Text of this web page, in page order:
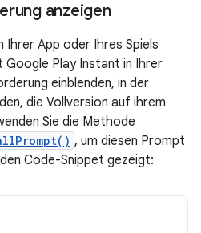
anzeigen
Ihrer App oder Ihres Spiels
Google Play Instant in Ihrer
einblenden, in der
die Vollversion auf ihrem
Sie die Methode
, um diesen Prompt
Code-Snippet gezeigt: